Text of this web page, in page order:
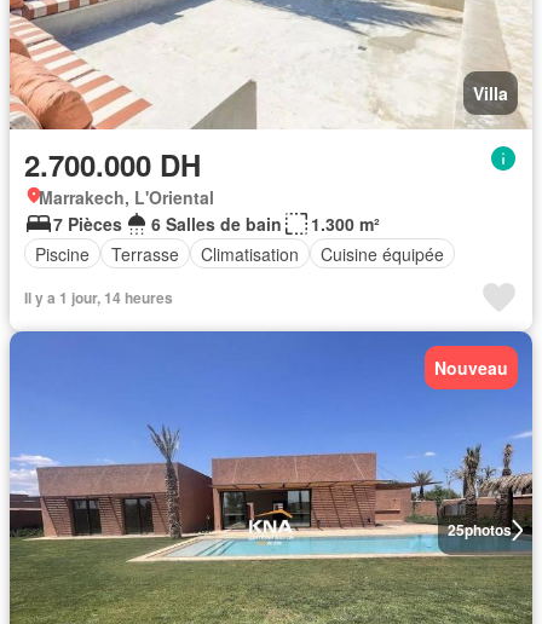
Villa
2.700.000 DH
Marrakech, L'Oriental
7 Pièces
6 Salles de bain
1.300 m²
Piscine
Terrasse Climatisation Cuisine équipée
Il y a 1 jour, 14 heures
25photos
Nouveau